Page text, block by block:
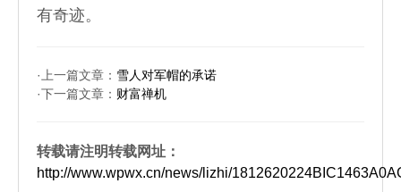
有奇迹。
·上一篇文章： 雪人对军帽的承诺
·下一篇文章： 财富禅机
转载请注明转载网址：
http://www.wpwx.cn/news/lizhi/